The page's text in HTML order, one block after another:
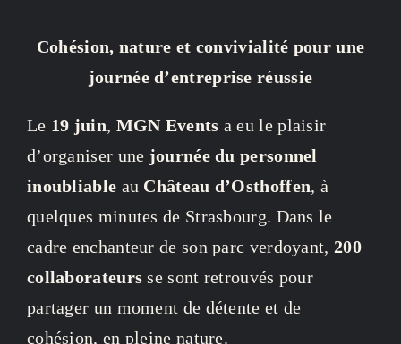
Cohésion, nature et convivialité pour une
journée d’entreprise réussie
Le 19 juin, MGN Events a eu le plaisir
d’organiser une journée du personnel
inoubliable au Château d’Osthoffen, à
quelques minutes de Strasbourg. Dans le
cadre enchanteur de son parc verdoyant, 200
collaborateurs se sont retrouvés pour
partager un moment de détente et de
cohésion, en pleine nature.